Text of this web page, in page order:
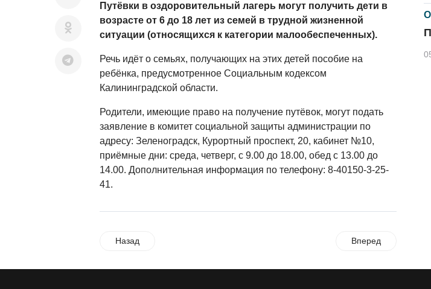
Путёвки в оздоровительный лагерь могут получить дети в
возрасте от 6 до 18 лет из семей в трудной жизненной
ситуации (относящихся к категории малообеспеченных).
Речь идёт о семьях, получающих на этих детей пособие на
ребёнка, предусмотренное Социальным кодексом
Калининградской области.
Родители, имеющие право на получение путёвок, могут подать
заявление в комитет социальной защиты администрации по
адресу: Зеленоградск, Курортный проспект, 20, кабинет №10,
приёмные дни: среда, четверг, с 9.00 до 18.00, обед с 13.00 до
14.00. Дополнительная информация по телефону: 8-40150-3-25-
41.
Назад Вперед